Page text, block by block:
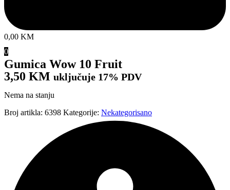
0,00 KM
0
Gumica Wow 10 Fruit
3,50 KM uključuje 17% PDV
Nema na stanju
Broj artikla: 6398 Kategorije: Nekategorisano